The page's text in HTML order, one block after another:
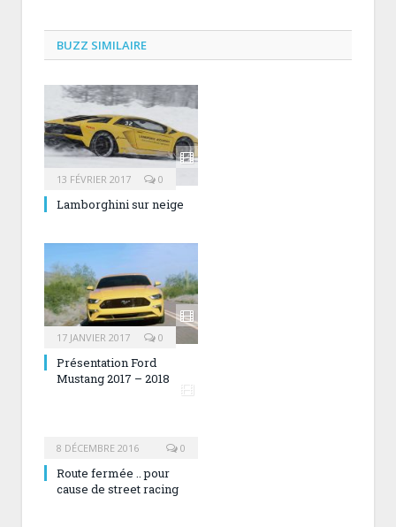
BUZZ SIMILAIRE
13 FÉVRIER 2017 0
Lamborghini sur neige
17 JANVIER 2017 0
Présentation Ford
Mustang 2017 – 2018
8 DÉCEMBRE 2016 0
Route fermée .. pour
cause de street racing